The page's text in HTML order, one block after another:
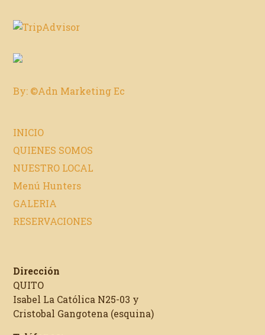
By: ©Adn Marketing Ec
INICIO
QUIENES SOMOS
NUESTRO LOCAL
Menú Hunters
GALERIA
RESERVACIONES
Dirección
QUITO
Isabel La Católica N25-03 y
Cristobal Gangotena (esquina)